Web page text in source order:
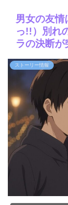
男女の友情
っ!!）別れ
ラの決断が
ストーリー情報